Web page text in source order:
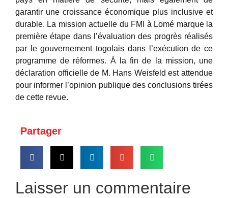
garantir une croissance économique plus inclusive et
durable. La mission actuelle du FMI à Lomé marque la
première étape dans l’évaluation des progrès réalisés
par le gouvernement togolais dans l’exécution de ce
programme de réformes. À la fin de la mission, une
déclaration officielle de M. Hans Weisfeld est attendue
pour informer l’opinion publique des conclusions tirées
de cette revue.
Partager
Laisser un commentaire